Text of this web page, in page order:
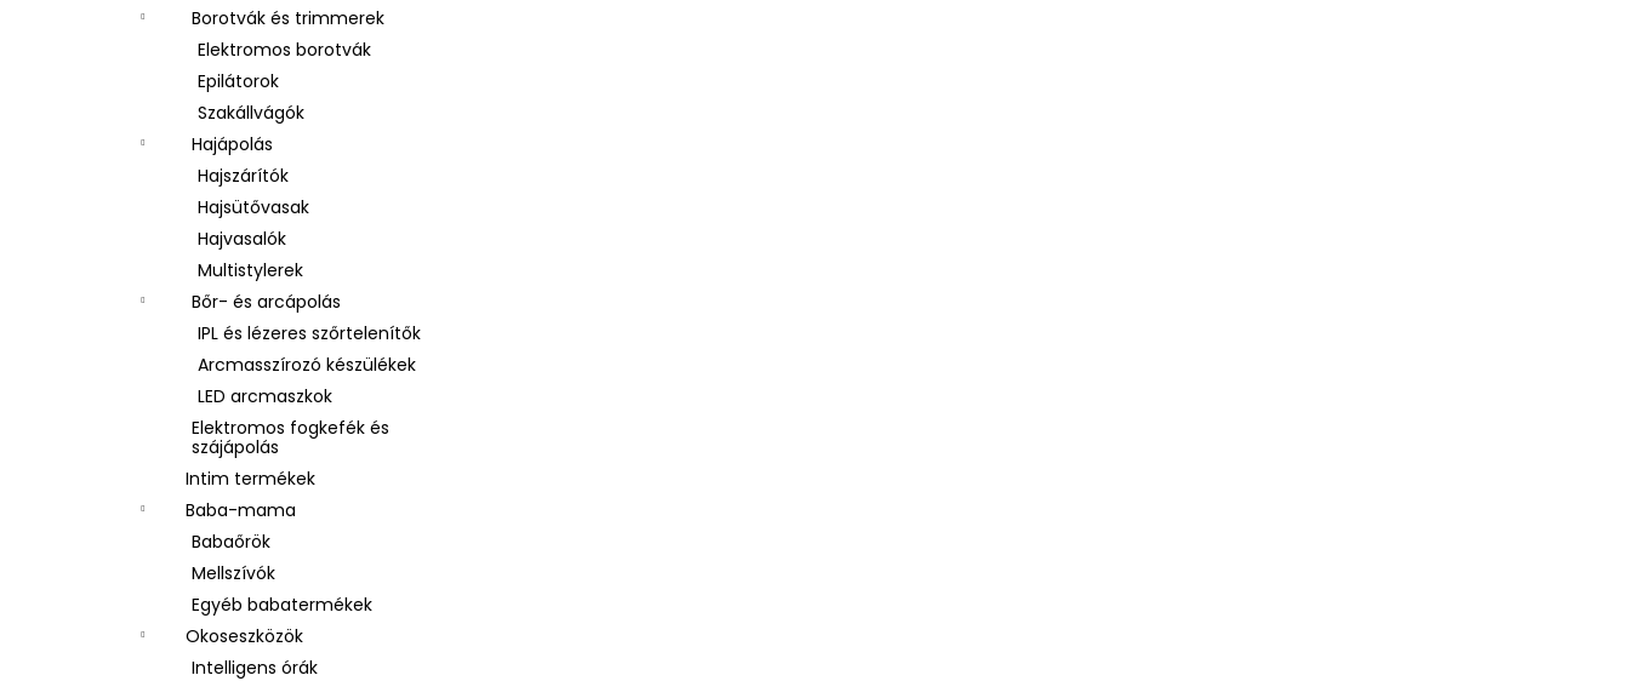
Borotvák és trimmerek
Elektromos borotvák
Epilátorok
Szakállvágók
Hajápolás
Hajszárítók
Hajsütővasak
Hajvasalók
Multistylerek
Bőr- és arcápolás
IPL és lézeres szőrtelenítők
Arcmasszírozó készülékek
LED arcmaszkok
Elektromos fogkefék és
szájápolás
Intim termékek
Baba-mama
Babaőrök
Mellszívók
Egyéb babatermékek
Okoseszközök
Intelligens órák